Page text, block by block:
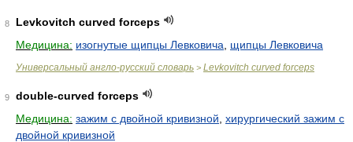
8
Levkovitch curved forceps
Медицина: изогнутые щипцы Левковича щипцы Левковича
Универсальный англо-русский словарь > Levkovitch curved forceps
9
double-curved forceps
Медицина: зажим с двойной кривизной хирургический зажим с
двойной кривизной